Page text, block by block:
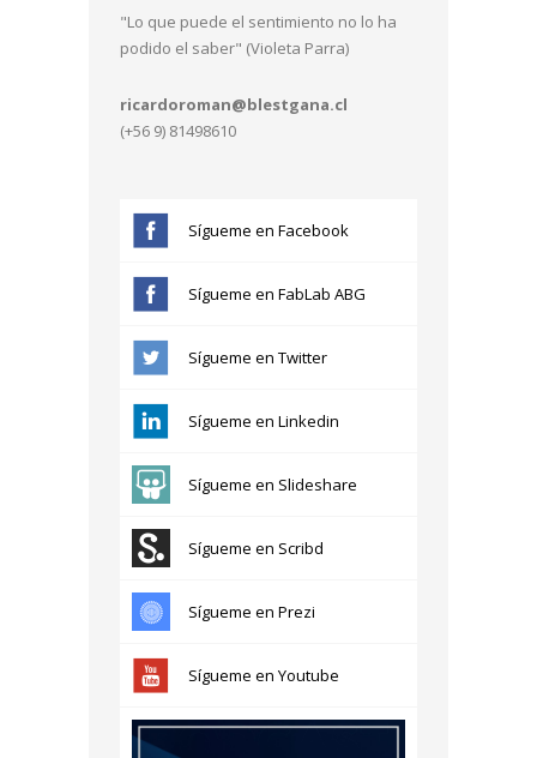
"Lo que puede el sentimiento no lo ha
podido el saber" (Violeta Parra)
ricardoroman@blestgana.cl
(+56 9) 81498610
Sígueme en Facebook
Sígueme en FabLab ABG
Sígueme en Twitter
Sígueme en Linkedin
Sígueme en Slideshare
Sígueme en Scribd
Sígueme en Prezi
Sígueme en Youtube